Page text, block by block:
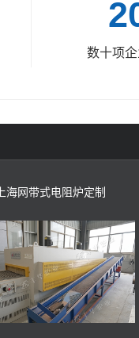
数十项
上海网带式电阻炉定制